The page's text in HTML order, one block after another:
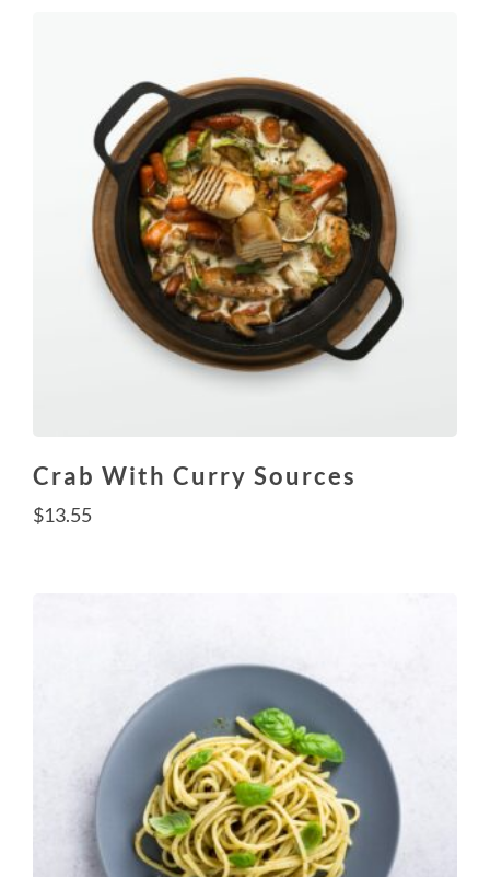
Crab With Curry Sources
$13.55